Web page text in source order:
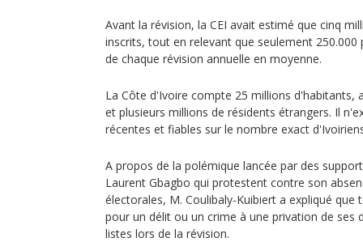
Avant la révision, la CEI avait estimé que cinq
inscrits, tout en relevant que seulement
de chaque révision annuelle en moyenne.
La Côte d'Ivoire compte 25 millions d'habitants,
et plusieurs millions de résidents étrangers. Il
récentes et fiables sur le nombre exact
A propos de la polémique lancée par des
Laurent Gbagbo qui protestent contre son
électorales, M. Coulibaly-Kuibiert a expliqué
pour un délit ou un crime à une privation de ses
listes lors de la révision.